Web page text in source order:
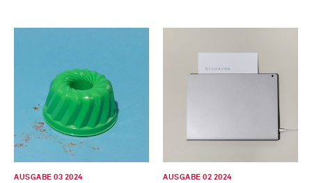
AUSGABE 03 2024 AUSGABE 02 2024